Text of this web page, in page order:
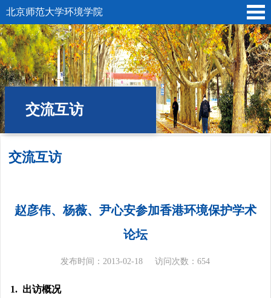
北京师范大学环境学院
交流互访
交流互访
位置:首页»国际交流 » 交流互访
赵彦伟、杨薇、尹心安参加香港环境保护学术
论坛
发布时间：2013-02-18 访问次数：654
1. 出访概况